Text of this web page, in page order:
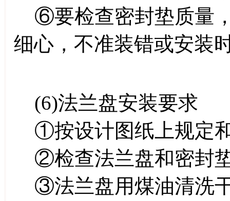
⑥要检查密封垫质量
细心，不准装错或安装
(6)法兰盘安装要求
①按设计图纸上规定
②检查法兰盘和密封
③法兰盘用煤油清洗